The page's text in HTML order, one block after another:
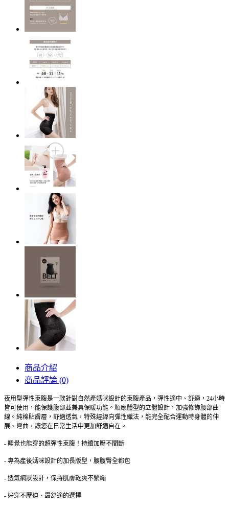
商品介紹
商品評論 (0)
夜用型彈性束腹是一款針對自然產媽咪設計的束腹產品，彈性適中、舒適，24小時
皆可使用，能保護腹部並兼具保暖功能。順應體型的立體設計，加強修飾腰部曲
線。純棉貼膚層，舒適透氣，特殊經緯向彈性織法，能完全配合運動時身體的伸
展、彎曲，讓您在日常生活中更加舒適自在。
- 睡覺也能穿的超彈性束腹！持續加壓不間斷
- 專為產後媽咪設計的加長版型，腰腹臀全都包
- 透氣網狀設計，保持肌膚乾爽不緊繃
- 好穿不壓迫、最舒適的選擇